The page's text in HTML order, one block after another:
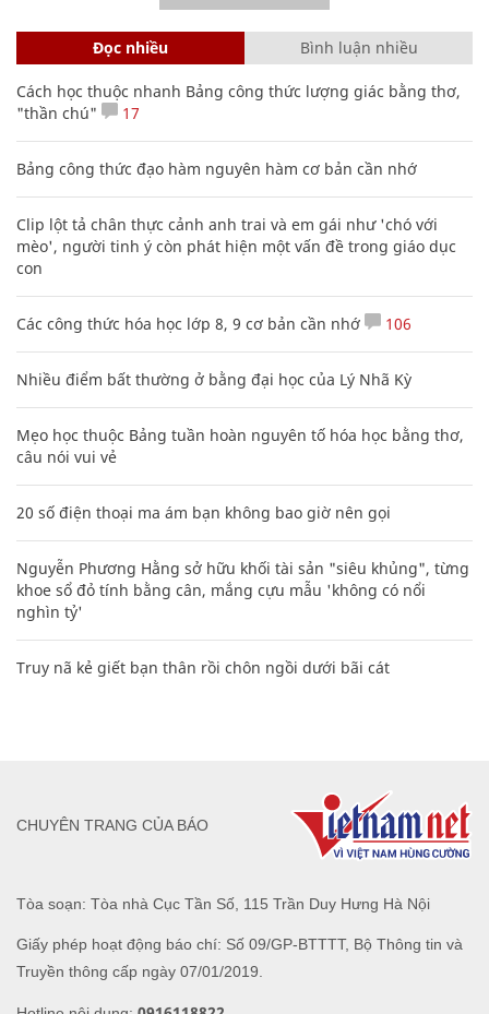
Đọc nhiều Bình luận nhiều
Cách học thuộc nhanh Bảng công thức lượng giác bằng thơ,
"thần chú"
17
Bảng công thức đạo hàm nguyên hàm cơ bản cần nhớ
Clip lột tả chân thực cảnh anh trai và em gái như 'chó với
mèo', người tinh ý còn phát hiện một vấn đề trong giáo dục
con
Các công thức hóa học lớp 8, 9 cơ bản cần nhớ 106
Nhiều điểm bất thường ở bằng đại học của Lý Nhã Kỳ
Mẹo học thuộc Bảng tuần hoàn nguyên tố hóa học bằng thơ,
câu nói vui vẻ
20 số điện thoại ma ám bạn không bao giờ nên gọi
Nguyễn Phương Hằng sở hữu khối tài sản "siêu khủng", từng
khoe sổ đỏ tính bằng cân, mắng cựu mẫu 'không có nổi
nghìn tỷ'
Truy nã kẻ giết bạn thân rồi chôn ngồi dưới bãi cát
Tòa soạn: Tòa nhà Cục Tần Số, 115 Trần Duy Hưng Hà Nội
Giấy phép hoạt động báo chí: Số 09/GP-BTTTT, Bộ Thông tin và
Truyền thông cấp ngày 07/01/2019.
CHUYÊN TRANG CỦA BÁO